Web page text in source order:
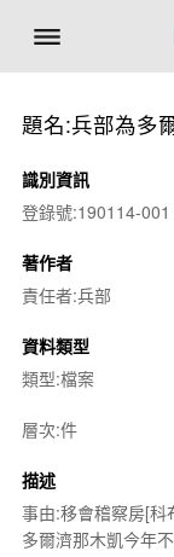
題名:兵部為多
識別資訊
登錄號:190114-001
著作者
責任者:兵部
資料類型
類型:檔案
層次:件
描述
事由:移會稽察房[科
多爾濟那木凱今年